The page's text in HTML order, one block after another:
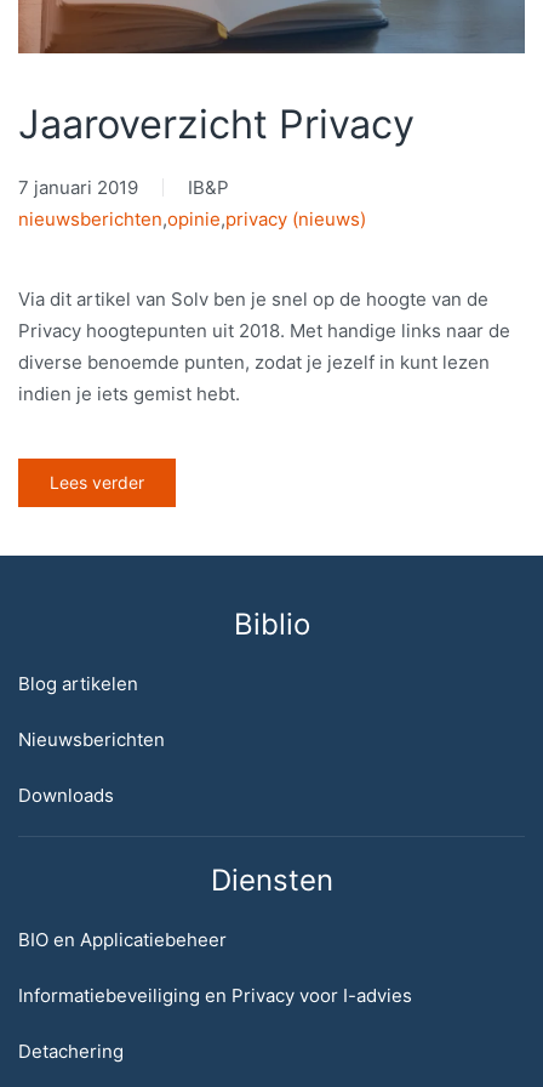
Jaaroverzicht Privacy
7 januari 2019
IB&P
nieuwsberichten,opinie,privacy (nieuws)
Via dit artikel van Solv ben je snel op de hoogte van de
Privacy hoogtepunten uit 2018. Met handige links naar de
diverse benoemde punten, zodat je jezelf in kunt lezen
indien je iets gemist hebt.
Lees verder
Biblio
Blog artikelen
Nieuwsberichten
Downloads
Diensten
BIO en Applicatiebeheer
Informatiebeveiliging en Privacy voor I-advies
Detachering